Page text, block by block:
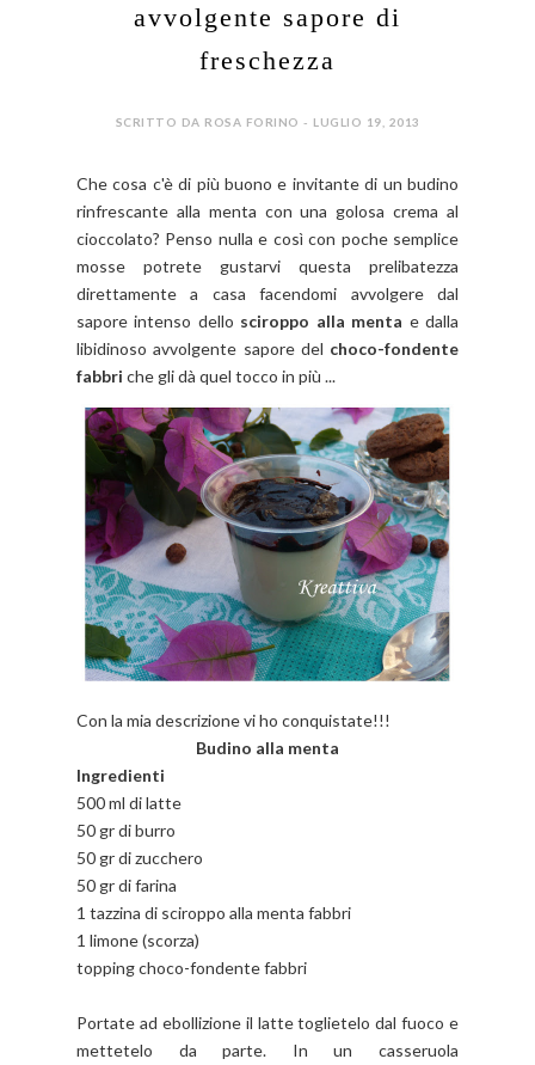
avvolgente sapore di
freschezza
SCRITTO DA ROSA FORINO - LUGLIO 19, 2013
Che cosa c'è di più buono e invitante di un budino
rinfrescante alla menta con una golosa crema al
cioccolato? Penso nulla e così con poche semplice
mosse potrete gustarvi questa prelibatezza
direttamente a casa facendomi avvolgere dal
sapore intenso dello sciroppo alla menta e dalla
libidinoso avvolgente sapore del choco-fondente
fabbri che gli dà quel tocco in più ...
Con la mia descrizione vi ho conquistate!!!
Budino alla menta
Ingredienti
500 ml di latte
50 gr di burro
50 gr di zucchero
50 gr di farina
1 tazzina di sciroppo alla menta fabbri
1 limone (scorza)
topping choco-fondente fabbri
Portate ad ebollizione il latte toglietelo dal fuoco e
mettetelo da parte. In un casseruola